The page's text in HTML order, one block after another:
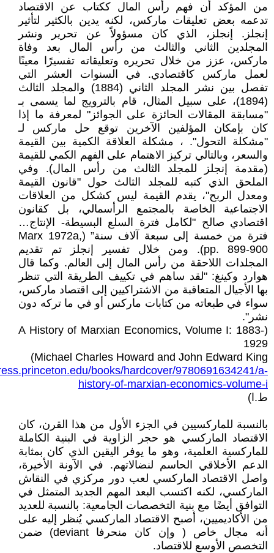
من المؤكد أن فهم رأس المال ككتاب عن الاقتصاد
تدعمه بعض تعليقات ماركس، لكنه يدين بالكثير لتأثير
إنجلز. إنجلز، الذي كان مسؤولاً عن تحرير ونشر
المجلدين الثاني والثالث من رأس المال بعد وفاة
ماركس، عزز من خلال تحريره وتعليقاته تفسيرًا معينًا
لعمل ماركس كاقتصادي. في السنوات العشر التي
تفصل بين نشر المجلد الثاني (1884) والمجلد الثالث
(1894)، على سبيل المثال، قام بالترويج لما يسمى بـ
"مسابقة المقالات الحائزة على الجوائز" لمعرفة ما إذا
كان بإمكان المؤلفين الآخرين توقع حل ماركس لـ
"مشكلة التحول". ، مشكلة العلاقة الكمية بين القيمة
والسعر، وبالتالي تركيز الاهتمام على الفهم الكمي للقيمة
(مقدمة إنجلز للمجلد الثالث من رأس المال). وفي
الملحق الذي كتبه للمجلد الثالث حول "قانون القيمة
ومعدل الربح"، يقدم القيمة ليس كشكل من العلاقات
الاجتماعية الخاصة بالمجتمع الرأسمالي، بل كقانون
اقتصادي صالح "لكامل فترة السلع البسيطة- الإنتاج…
فترة من خمسة إلى سبعة آلاف سنة” (Marx 1972a,
pp. 899-900). ومن خلال تفسير إنجلز تم تقديم
المجلدات اللاحقة من رأس المال إلى العالم. وكما قال
هوارد وكينغ: "لقد ساهم في تكييف الطريقة التي تنظر
بها الأجيال المتعاقبة من الاشتراكيين إلى اقتصاد ماركس،
سواء في طبعاته من كتابات ماركس أو في ما تركه دون
نشر".
(A History of Marxian Economics, Volume I: 1883-
1929
Michael Charles Howard and John Edward King)
books/hardcover/9780691634241/a-
history-of-marxian-economics-volume-i
ط.ا)
بالنسبة للماركسيين في الجزء الأول من هذا القرن، كان
الاقتصاد الماركسي هو حجر الزاوية في البنية الكاملة
للماركسية العلمية، وهو ما يوفر اليقين الذي كان بمثابة
الدعم الأخلاقي الحاسم لنضالاتهم. في الآونة الأخيرة،
واصل الاقتصاد الماركسي لعب دور مركزي في النقاش
الماركسي، لكنه اكتسب البعد المهم الجديد المتمثل في
التوافق أيضًا مع بنية التخصصات الجامعية: بالنسبة للعديد
من الأكاديميين، أصبح الاقتصاد الماركسي يُنظر إليه على
أنه مجال خاص ( وإن كان منحرفا deviant) ضمن
التخصص الأوسع للاقتصاد.